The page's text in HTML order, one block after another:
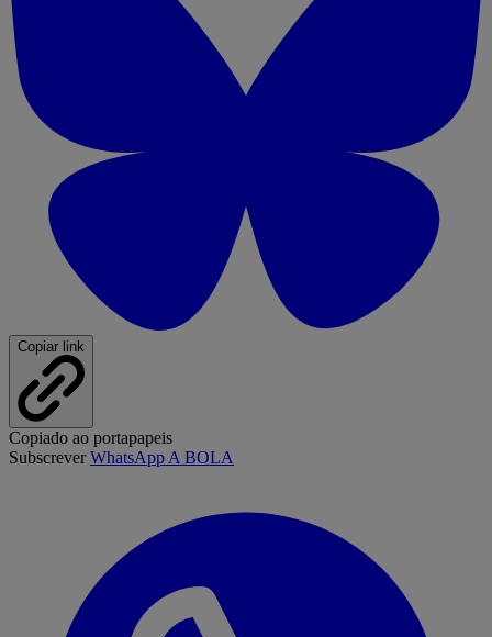
Copiar link
Copiado ao portapapeis
SubscreverWhatsApp A BOLA